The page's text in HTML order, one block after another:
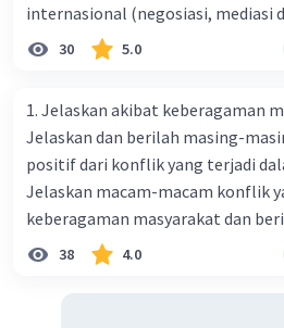
internasional (negosiasi, mediasi
konsiliasi, penyelidikan, dan
naungan organisasi PBB),
30 5.0
1. Jelaskan akibat keberagaman
Jelaskan dan berilah masing-
positif dari konflik yang terjadi
Jelaskan macam-macam konflik
keberagaman masyarakat dan
Mengapa dalam masyarakat
38 4.0